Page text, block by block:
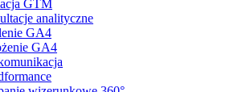
GTM
analityczne
GA4
GA4